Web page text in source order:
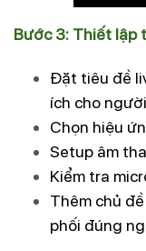
Bước 3: Thiết lập
Đặt tiêu đề
ích cho
Chọn hiệu
Setup âm
Kiểm tra
Thêm chủ
phối đúng